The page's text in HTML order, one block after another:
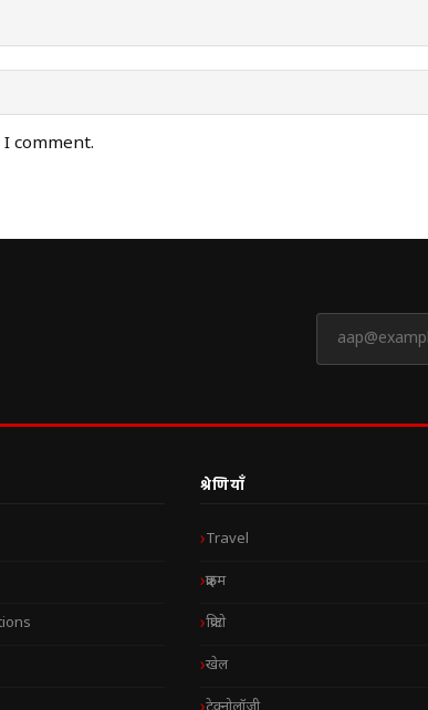
comment.
श्रेणियाँ
Travel
क्राइम
क्रिप्टो
खेल